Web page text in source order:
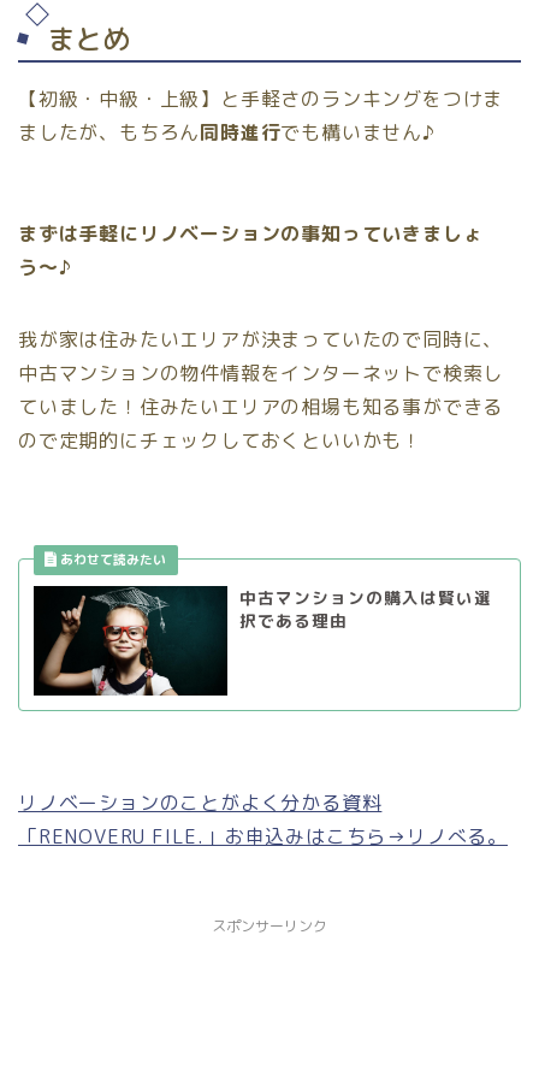
まとめ
【初級・中級・上級】と手軽さのランキングをつけま
ましたが、もちろん同時進行でも構いません♪
まずは手軽にリノベーションの事知っていきましょ
う〜♪
我が家は住みたいエリアが決まっていたので同時に、
中古マンションの物件情報をインターネットで検索し
ていました！住みたいエリアの相場も知る事ができる
ので定期的にチェックしておくといいかも！
中古マンションの購入は賢い選
択である理由
リノベーションのことがよく分かる資料
「RENOVERU FILE.」お申込みはこちら→リノべる。
スポンサーリンク